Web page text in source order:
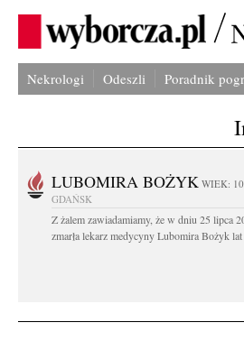
Nekrologi Odeszli Poradnik
LUBOMIRA BOŻYK WIEK:
GDAŃSK
Z żalem zawiadamiamy, że w dniu 25 lipca
zmarła lekarz medycyny Lubomira Bożyk